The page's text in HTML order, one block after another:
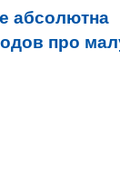
абсолютна
про